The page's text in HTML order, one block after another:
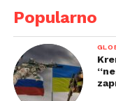
Popularno